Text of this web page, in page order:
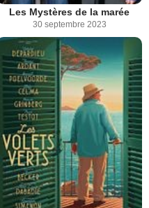
Les Mystères de la marée
30 septembre 2023